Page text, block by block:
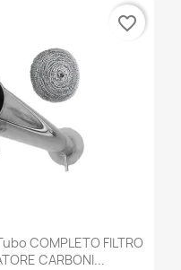
COMPLETO FILTRO
CARBONI...
favorite_border